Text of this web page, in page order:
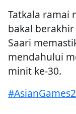
Tatkala ramai
bakal
Saari
mendahului
minit ke-30.